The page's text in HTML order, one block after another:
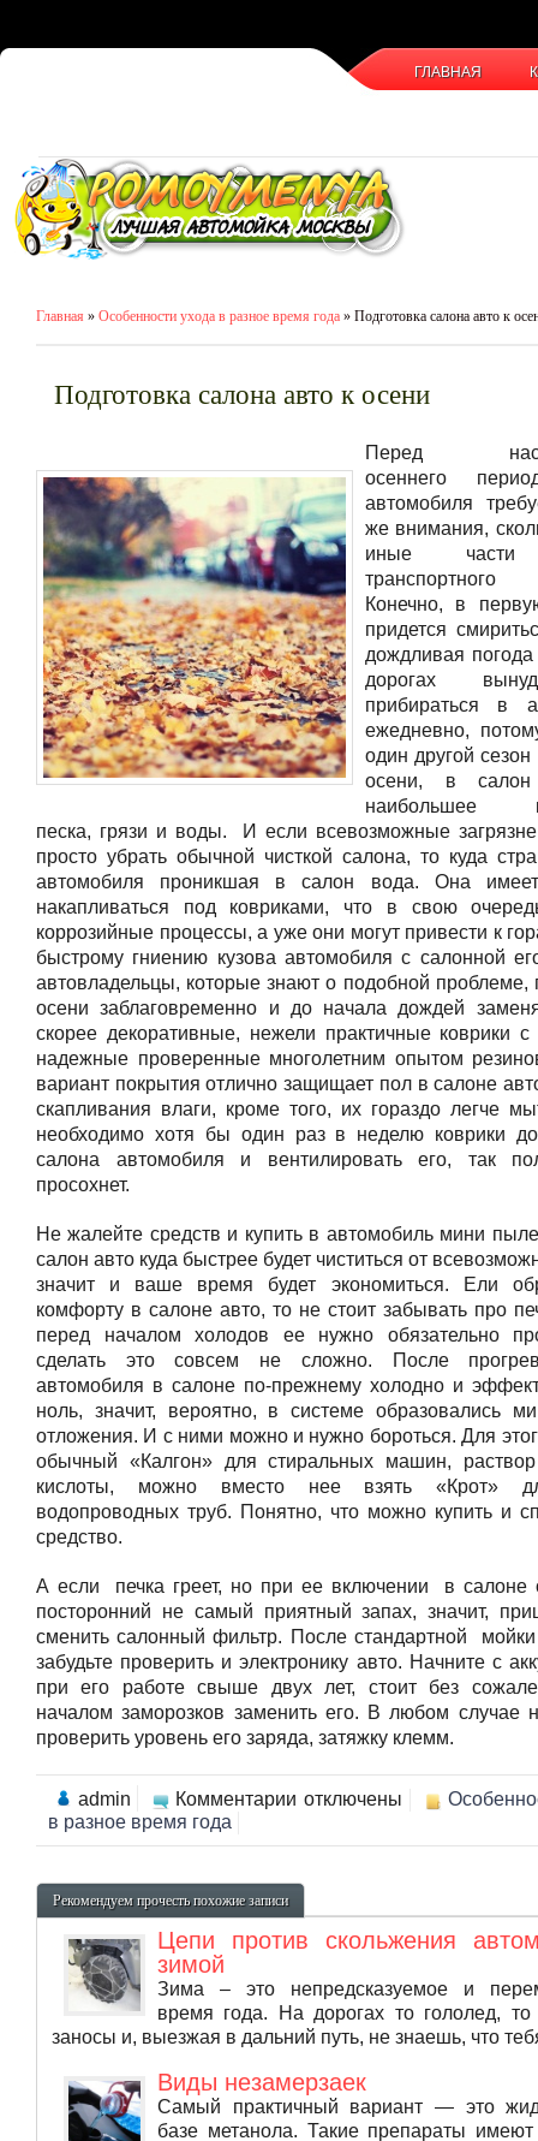
ГЛАВНАЯ
Главная » Особенности ухода в разное время года » Подготовка салона авто к
Подготовка салона авто к осени
Перед
осеннего
автомобиля
же внимания,
иные части
транспортного
Конечно, в
придется
дождливая
дорогах
прибираться в
ежедневно,
один другой сезон
осени, в салон
наибольшее
песка, грязи и воды. И если всевозможные
просто убрать обычной чисткой салона, то куда
автомобиля проникшая в салон вода. Она
накапливаться под ковриками, что в свою
коррозийные процессы, а уже они могут привести к
быстрому гниению кузова автомобиля с салонной
автовладельцы, которые знают о подобной проблеме,
осени заблаговременно и до начала дождей
скорее декоративные, нежели практичные коврики
надежные проверенные многолетним опытом
вариант покрытия отлично защищает пол в салоне
скапливания влаги, кроме того, их гораздо легче
необходимо хотя бы один раз в неделю коврики
салона автомобиля и вентилировать его, так
просохнет.
Не жалейте средств и купить в автомобиль мини
салон авто куда быстрее будет чиститься от
значит и ваше время будет экономиться. Ели
комфорту в салоне авто, то не стоит забывать про
перед началом холодов ее нужно обязательно
сделать это совсем не сложно. После
автомобиля в салоне по-прежнему холодно и
ноль, значит, вероятно, в системе образовались
отложения. И с ними можно и нужно бороться. Для
обычный «Калгон» для стиральных машин,
кислоты, можно вместо нее взять «Крот»
водопроводных труб. Понятно, что можно купить и
средство.
А если печка греет, но при ее включении в салоне
посторонний не самый приятный запах, значит,
сменить салонный фильтр. После стандартной
забудьте проверить и электронику авто. Начните с
при его работе свыше двух лет, стоит без
началом заморозков заменить его. В любом случае
проверить уровень его заряда, затяжку клемм.
admin Комментарии
салона
к
отключены
в разное время года
Рекомендуем прочесть похожие записи
Цепи против скольжения
зимой
Зима – это непредсказуемое и
время года. На дорогах то гололед,
заносы и, выезжая в дальний путь, не знаешь, что
Виды незамерзаек
Самый практичный вариант — это
базе метанола. Такие препараты